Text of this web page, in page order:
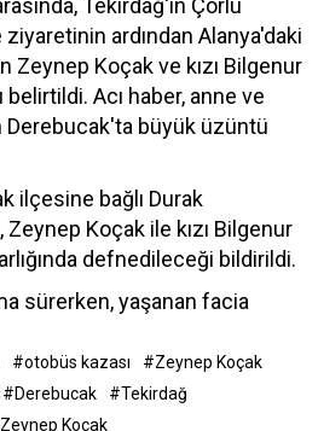
Tekirdağ'ın Çorlu
ziyaretinin ardından Alanya'daki
Zeynep Koçak ve kızı Bilgenur
Acı haber, anne ve
Derebucak'ta büyük üzüntü
ilçesine bağlı Durak
Koçak ile kızı Bilgenur
defnedileceği bildirildi.
sürerken, yaşanan facia
#otobüs kazası
#Zeynep Koçak
#Derebucak
#Tekirdağ
Koçak